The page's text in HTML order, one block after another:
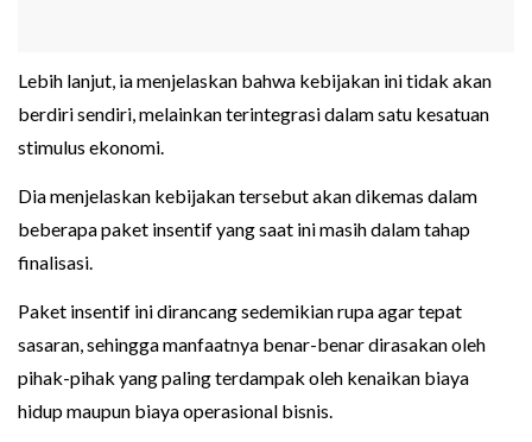
Lebih lanjut, ia menjelaskan bahwa kebijakan ini tidak akan
berdiri sendiri, melainkan terintegrasi dalam satu kesatuan
stimulus ekonomi.
Dia menjelaskan kebijakan tersebut akan dikemas dalam
beberapa paket insentif yang saat ini masih dalam tahap
finalisasi.
Paket insentif ini dirancang sedemikian rupa agar tepat
sasaran, sehingga manfaatnya benar-benar dirasakan oleh
pihak-pihak yang paling terdampak oleh kenaikan biaya
hidup maupun biaya operasional bisnis.